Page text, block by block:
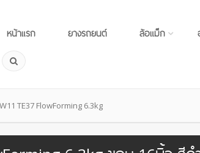
หน้าแรก ยางรถยนต์ ล้อแม็ก
TE37 FlowForming 6.3kg